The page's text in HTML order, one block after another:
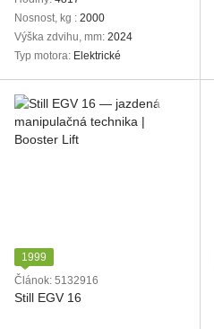
Nosnost, kg
2000
Výška zdvihu, mm 2024
Typ motora Elektrické
1999
Článok: 5132916
Still EGV 16